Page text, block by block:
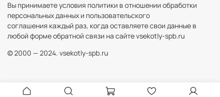
Вы принимаете условия политики в отношении обработки
персональных данных и пользовательского
соглашения каждый раз, когда оставляете свои данные в
любой форме обратной связи на сайте vsekotly-spb.ru
© 2000 — 2024. vsekotly-spb.ru